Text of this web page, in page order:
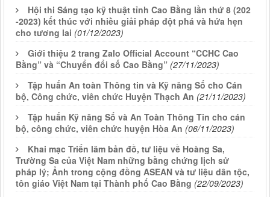
Hội thi Sáng tạo kỹ thuật tỉnh Cao Bằng lần thứ 8 (202
-2023) kết thúc với nhiều giải pháp đột phá và hứa hẹn
cho tương lai (01/12/2023)
Giới thiệu 2 trang Zalo Official Account “CCHC Cao
Bằng” và “Chuyển đổi số Cao Bằng” (27/11/2023)
Tập huấn An toàn Thông tin và Kỹ năng Số cho Cán
bộ, Công chức, viên chức Huyện Thạch An (21/11/2023)
Tập huấn Kỹ năng Số và An Toàn Thông Tin cho cán
bộ, công chức, viên chức huyện Hòa An (06/11/2023)
Khai mạc Triển lãm bản đồ, tư liệu về Hoàng Sa,
Trường Sa của Việt Nam những bằng chứng lịch sử
pháp lý; Ảnh trong cộng đồng ASEAN và tư liệu dân tộc,
tôn giáo Việt Nam tại Thành phố Cao Bằng (22/09/2023)